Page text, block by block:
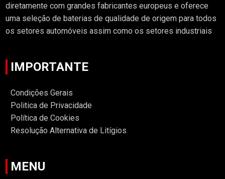
diretamente com grandes fabricantes europeus e oferece
uma seleção de baterias de qualidade de origem para todos
os setores automóveis assim como os setores industriais
IMPORTANTE
Condições Gerais
Politica de Privacidade
Política de Cookies
Resolução Alternativa de Litígios
MENU